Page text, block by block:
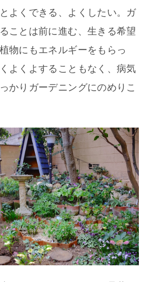
よくできる、よくしたい。ガ
ことは前に進む、生きる希望
物にもエネルギーをもらっ
よくよすることもなく、病気
かりガーデニングにのめりこ